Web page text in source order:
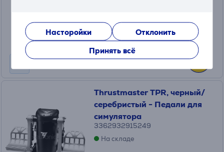
Насторойки
Отклонить
Принять всё
19 .99 €
Thrustmaster TPR, черный/
серебристый - Педали для
симулятора
3362932915249
На складе